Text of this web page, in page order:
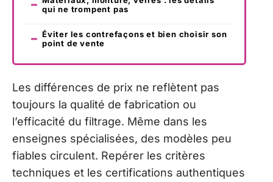
qui ne trompent pas
Éviter les contrefaçons et bien choisir son
point de vente
Les différences de prix ne reflètent pas
toujours la qualité de fabrication ou
l’efficacité du filtrage. Même dans les
enseignes spécialisées, des modèles peu
fiables circulent. Repérer les critères
techniques et les certifications authentiques